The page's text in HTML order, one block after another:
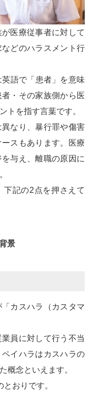
医療従事者に対して
どのハラスメント行
英語で「患者」を意味
・その家族側から医
トを指す言葉です。
なり、暴行罪や傷害
スもあります。医療
与え、離職の原因に
下記の2点を押さえて
景
カスハラ（カスタマ
員に対して行う不当
イハラはカスハラの
概念といえます。
おりです。